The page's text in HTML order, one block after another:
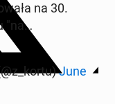
na 30.
"na…
June